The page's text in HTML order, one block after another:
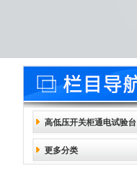
高低压开关柜通电试验台
更多分类